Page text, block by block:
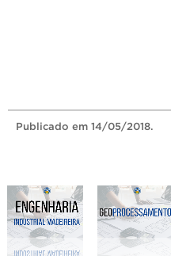
Publicado em 14/05/2018.